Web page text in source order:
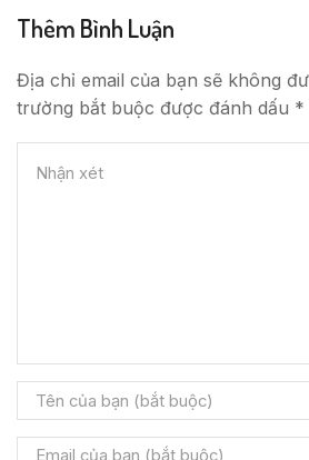
Thêm Bình Luận
Địa chỉ email của bạn sẽ không
trường bắt buộc được đánh dấu *